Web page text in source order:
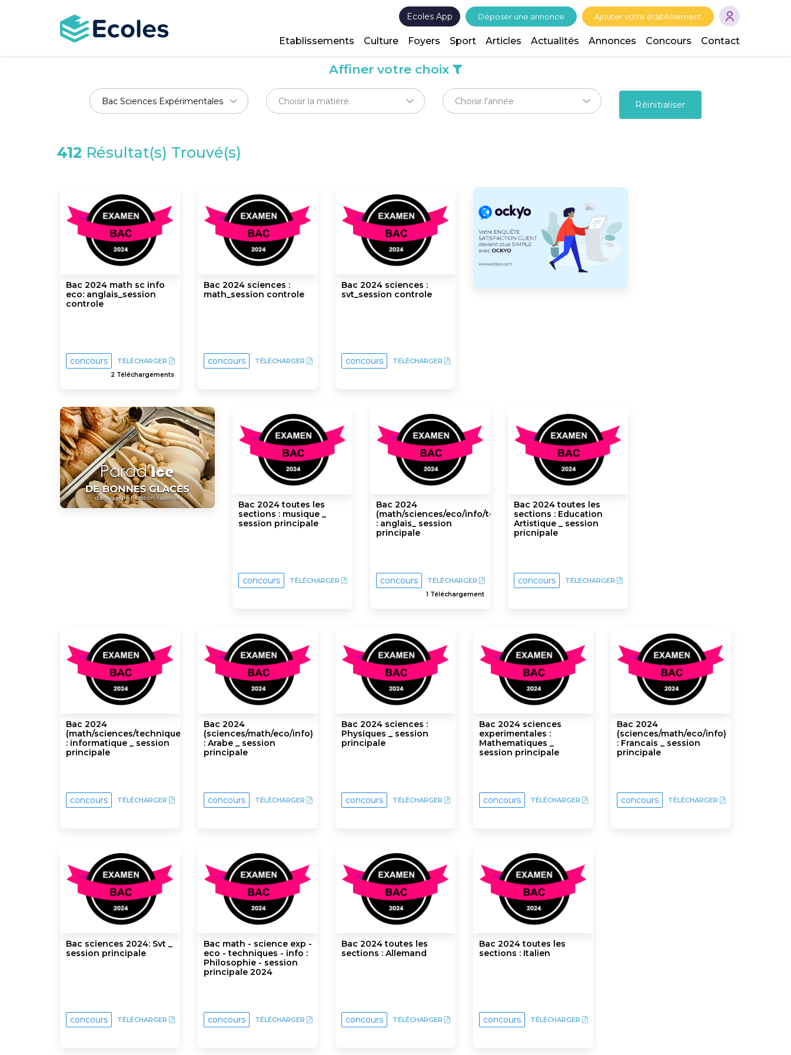
Ecoles App Déposer une annonce Ajouter votre établissement
Etablissements Culture Foyers Sport Articles Actualités Annonces Concours Contact
Affiner votre choix
Réinitialiser
412 Résultat(s) Trouvé(s)
Bac 2024 math sc info
eco: anglais_session
controle
concours TÉLÉCHARGER
2 Téléchargements
Bac 2024 sciences :
math_session controle
concours TÉLÉCHARGER
Bac 2024 sciences :
svt_session controle
concours TÉLÉCHARGER
Bac 2024 toutes les
sections : musique _
session principale
concours TÉLÉCHARGER
Bac 2024
(math/sciences/eco/info/techniques)
: anglais_ session
principale
concours TÉLÉCHARGER
1 Téléchargement
Bac 2024 toutes les
sections : Education
Artistique _ session
pricnipale
concours TÉLÉCHARGER
Bac 2024
(math/sciences/techniques)
: informatique _ session
principale
concours TÉLÉCHARGER
Bac 2024
(sciences/math/eco/info)
: Arabe _ session
principale
concours TÉLÉCHARGER
Bac 2024 sciences :
Physiques _ session
principale
concours TÉLÉCHARGER
Bac 2024 sciences
experimentales :
Mathematiques _
session principale
concours TÉLÉCHARGER
Bac 2024
(sciences/math/eco/info)
: Francais _ session
principale
concours TÉLÉCHARGER
Bac sciences 2024: Svt _
session principale
concours TÉLÉCHARGER
Bac math - science exp -
eco - techniques - info :
Philosophie - session
principale 2024
concours TÉLÉCHARGER
Bac 2024 toutes les
sections : Allemand
concours TÉLÉCHARGER
Bac 2024 toutes les
sections : Italien
concours TÉLÉCHARGER